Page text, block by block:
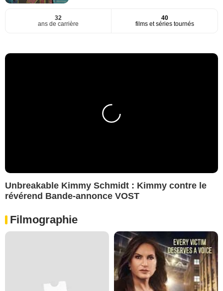
32
ans de carrière
40
films et séries tournés
Unbreakable Kimmy Schmidt : Kimmy contre le
révérend Bande-annonce VOST
Filmographie